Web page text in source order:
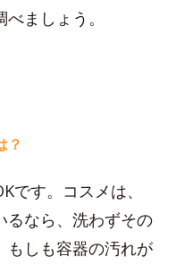
ましょう。
？
です。コスメは、
るなら、洗わずその
もしも容器の汚れが